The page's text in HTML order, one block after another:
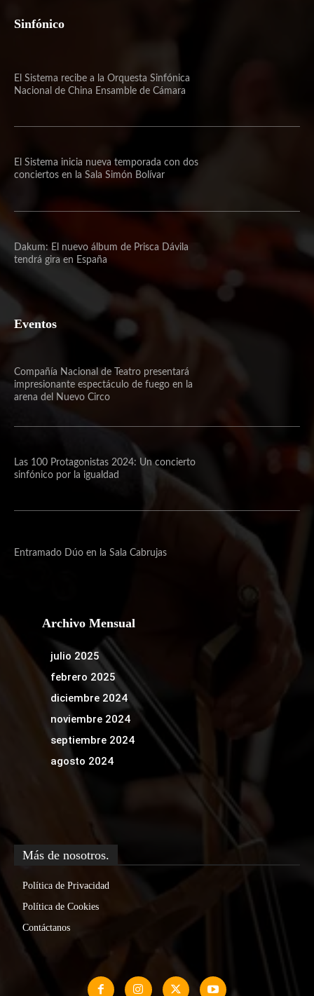
Sinfónico
El Sistema recibe a la Orquesta Sinfónica
Nacional de China Ensamble de Cámara
El Sistema inicia nueva temporada con dos
conciertos en la Sala Simón Bolívar
Dakum: El nuevo álbum de Prisca Dávila
tendrá gira en España
Eventos
Compañía Nacional de Teatro presentará
impresionante espectáculo de fuego en la
arena del Nuevo Circo
Las 100 Protagonistas 2024: Un concierto
sinfónico por la igualdad
Entramado Dúo en la Sala Cabrujas
Archivo Mensual
julio 2025
febrero 2025
diciembre 2024
noviembre 2024
septiembre 2024
agosto 2024
Más de nosotros.
Política de Privacidad
Política de Cookies
Contáctanos